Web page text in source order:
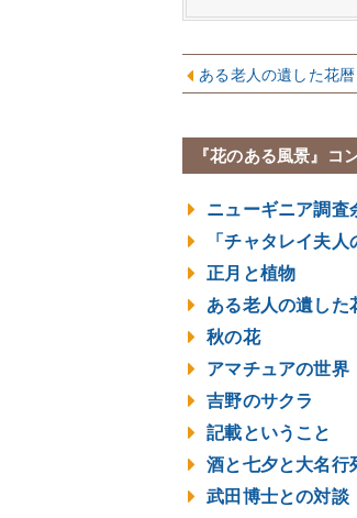
ある老人の遺した花暦
『花のある風景』コ
ニューギニア調査
「チャタレイ夫
正月と植物
ある老人の遺した
秋の花
アマチュアの世界
吉野のサクラ
記載ということ
酒と七夕と大名行
武田博士との対談